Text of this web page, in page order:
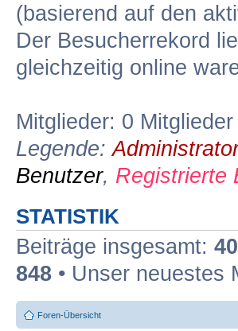
(basierend auf den
Der Besucherrekord
gleichzeitig online
Mitglieder: 0 Mitglieder
Legende:
Benutzer, Registrierte
STATISTIK
Beiträge insgesamt:
848 • Unser neuestes
Foren-Übersicht